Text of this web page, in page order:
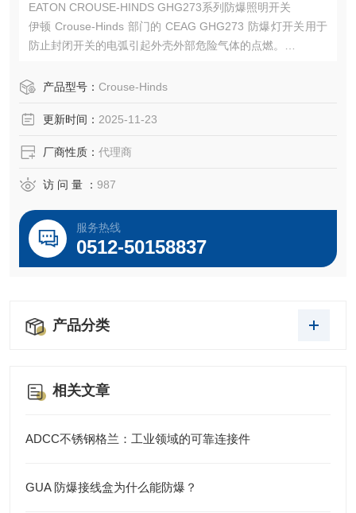
EATON CROUSE-HINDS GHG273系列防爆照明开关
伊顿 Crouse-Hinds 部门的 CEAG GHG273 防爆灯开关用于
防止封闭开关的电弧引起外壳外部危险气体的点燃。
和天然气精炼厂、油漆和清漆制造厂、汽油散装装载码头、
尘的区域安全可靠地使用。
产品型号： Crouse-Hinds
更新时间： 2025-11-23
厂商性质： 代理商
访 问 量 ： 987
服务热线
0512-50158837
产品分类
相关文章
ADCC不锈钢格兰：工业领域的可靠连接件
GUA 防爆接线盒为什么能防爆？